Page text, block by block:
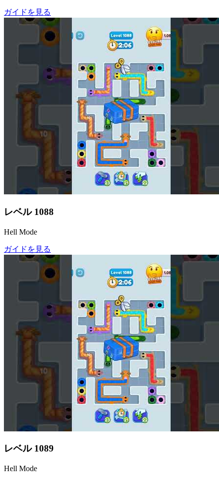
ガイドを見る
レベル 1088
Hell Mode
ガイドを見る
レベル 1089
Hell Mode